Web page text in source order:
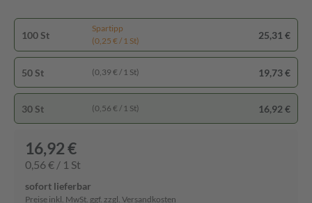
100 St
Spartipp
(0,25 € / 1 St)
25,31 €
50 St (0,39 € / 1 St) 19,73 €
30 St (0,56 € / 1 St) 16,92 €
16,92 €
0,56 € / 1 St
sofort lieferbar
Preise inkl. MwSt. ggf. zzgl. Versandkosten